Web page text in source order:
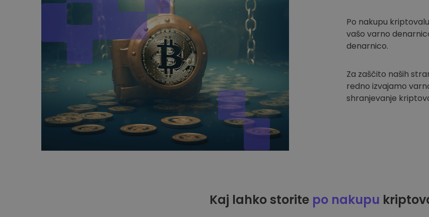
Po nakupu
vašo varno
denarnico.
Za zaščito naših
redno izvajamo
shranjevanje
Kaj lahko storite po nakupu